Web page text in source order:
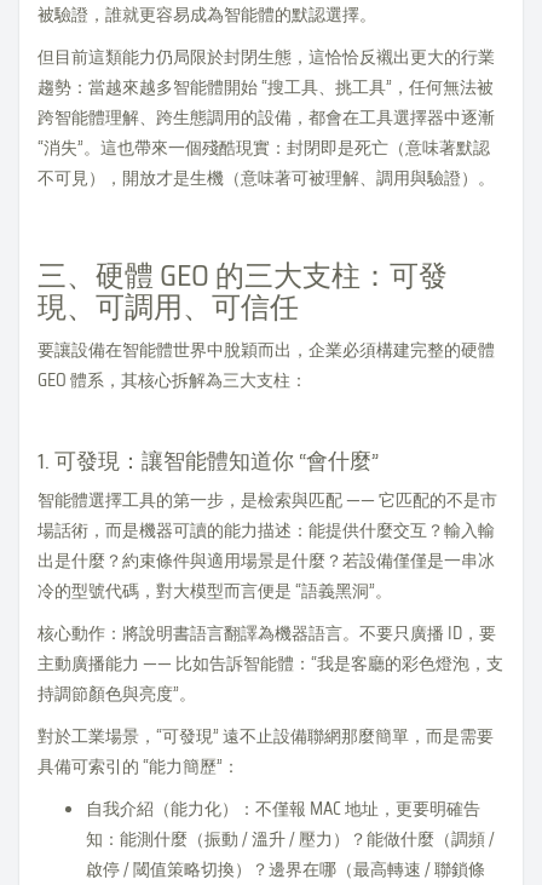
被驗證，誰就更容易成為智能體的默認選擇。
但目前這類能力仍局限於封閉生態，這恰恰反襯出更大的行業
趨勢：當越來越多智能體開始 “搜工具、挑工具”，任何無法被
跨智能體理解、跨生態調用的設備，都會在工具選擇器中逐漸
“消失”。這也帶來一個殘酷現實：封閉即是死亡（意味著默認
不可見），開放才是生機（意味著可被理解、調用與驗證）。
三、硬體 GEO 的三大支柱：可發
現、可調用、可信任
要讓設備在智能體世界中脫穎而出，企業必須構建完整的硬體
GEO 體系，其核心拆解為三大支柱：
1. 可發現：讓智能體知道你 “會什麼”
智能體選擇工具的第一步，是檢索與匹配 —— 它匹配的不是市
場話術，而是機器可讀的能力描述：能提供什麼交互？輸入輸
出是什麼？約束條件與適用場景是什麼？若設備僅僅是一串冰
冷的型號代碼，對大模型而言便是 “語義黑洞”。
核心動作：將說明書語言翻譯為機器語言。不要只廣播 ID，要
主動廣播能力 —— 比如告訴智能體：“我是客廳的彩色燈泡，支
持調節顏色與亮度”。
對於工業場景，“可發現” 遠不止設備聯網那麼簡單，而是需要
具備可索引的 “能力簡歷”：
自我介紹（能力化）：不僅報 MAC 地址，更要明確告
知：能測什麼（振動 / 溫升 / 壓力）？能做什麼（調頻 /
啟停 / 閾值策略切換）？邊界在哪（最高轉速 / 聯鎖條